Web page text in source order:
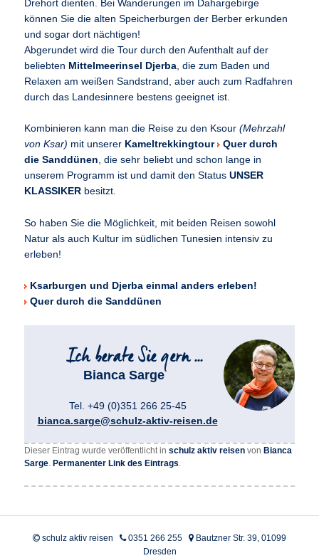
Drehort dienten. Bei Wanderungen im Dahargebirge
können Sie die alten Speicherburgen der Berber erkunden
und sogar dort nächtigen!
Abgerundet wird die Tour durch den Aufenthalt auf der
beliebten Mittelmeerinsel Djerba, die zum Baden und
Relaxen am weißen Sandstrand, aber auch zum Radfahren
durch das Landesinnere bestens geeignet ist.
Kombinieren kann man die Reise zu den Ksour(Mehrzahl
von Ksar) mit unserer Kameltrekkingtour Quer durch
die Sanddünen, die sehr beliebt und schon lange in
unserem Programm ist und damit den StatusUNSER
KLASSIKER besitzt.
So haben Sie die Möglichkeit, mit beiden Reisen sowohl
Natur als auch Kultur im südlichen Tunesien intensiv zu
erleben!
Ksarburgen und Djerba einmal anders erleben!
Quer durch die Sanddünen
Bianca Sarge
Tel. +49 (0)351 266 25-45
bianca.sarge@schulz-aktiv-reisen.de
Dieser Eintrag wurde veröffentlicht inschulz aktiv reisen vonBianca
Sarge .Permanenter Link des Eintrags
schulz aktiv reisen 0351 266 255
Bautzner Str. 39, 01099
Dresden